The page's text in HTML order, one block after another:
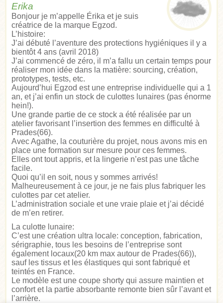
Erika
Bonjour je m’appelle Érika et je suis
créatrice de la marque Egzod.
L’histoire:
J’ai débuté l’aventure des protections hygiéniques il y a
bientôt 4 ans (avril 2018)
J’ai commencé de zéro, il m’a fallu un certain temps pour
réaliser mon idée dans la matière: sourcing, création,
prototypes, tests, etc.
Aujourd’hui Egzod est une entreprise individuelle qui a 1
an, et j’ai enfin un stock de culottes lunaires (pas énorme
hein!).
Une grande partie de ce stock a été réalisée par un
atelier favorisant l’insertion des femmes en difficulté à
Prades(66).
Avec Agathe, la couturière du projet, nous avons mis en
place une formation sur mesure pour ces femmes.
Elles ont tout appris, et la lingerie n’est pas une tâche
facile.
Quoi qu’il en soit, nous y sommes arrivés!
Malheureusement à ce jour, je ne fais plus fabriquer les
culottes par cet atelier.
L’administration sociale et une vraie plaie et j’ai décidé
de m’en retirer.
La culotte lunaire:
C’est une création ultra locale: conception, fabrication,
sérigraphie, tous les besoins de l’entreprise sont
également locaux(20 km max autour de Prades(66)),
sauf les tissus et les élastiques qui sont fabriqué et
teintés en France.
Le modèle est une coupe shorty qui assure maintien et
confort et la partie absorbante remonte bien sûr l’avant et
l’arrière.